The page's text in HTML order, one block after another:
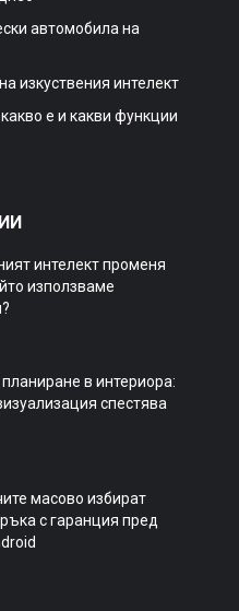
автомобила на
изкуствения интелект
е и какви функции
интелект променя
използваме
в интериора:
спестява
масово избират
с гаранция пред